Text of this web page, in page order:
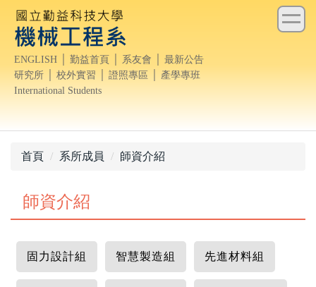
跳
到
主
要
內
容
ENGLISH 勤益首頁 系友會
最新公告
研究所
校外實習 證照專區
產學專班
International Students
首頁 系所成員 師資介紹
師資介紹
固力設計組 智慧製造組 先進材料組